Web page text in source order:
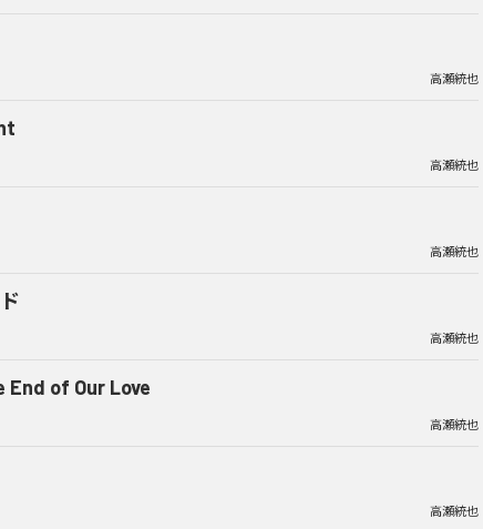
高瀬統也
高瀬統也
高瀬統也
高瀬統也
End of Our Love
高瀬統也
高瀬統也